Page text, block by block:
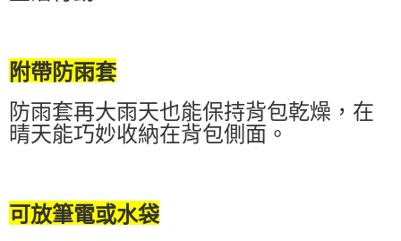
附帶防雨套
防雨套再大雨天也能保持背包乾燥，在
晴天能巧妙收納在背包側面。
可放筆電或水袋